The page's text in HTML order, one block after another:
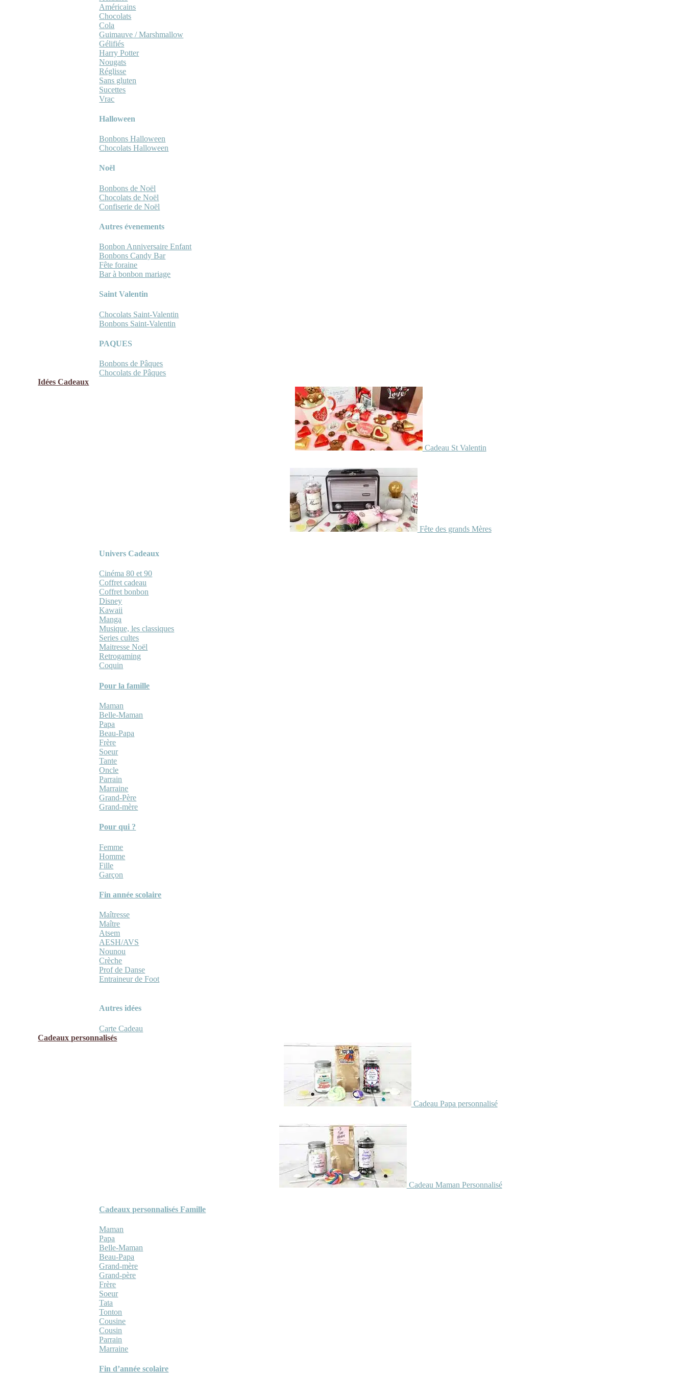
Américains
Chocolats
Cola
Guimauve / Marshmallow
Gélifiés
Harry Potter
Nougats
Réglisse
Sans gluten
Sucettes
Vrac
Halloween
Bonbons Halloween
Chocolats Halloween
Noël
Bonbons de Noël
Chocolats de Noël
Confiserie de Noël
Autres évenements
Bonbon Anniversaire Enfant
Bonbons Candy Bar
Fête foraine
Bar à bonbon mariage
Saint Valentin
Chocolats Saint-Valentin
Bonbons Saint-Valentin
PAQUES
Bonbons de Pâques
Chocolats de Pâques
Idées Cadeaux
Cadeau St Valentin
Fête des grands Mères
Univers Cadeaux
Cinéma 80 et 90
Coffret cadeau
Coffret bonbon
Disney
Kawaii
Manga
Musique, les classiques
Series cultes
Maitresse Noël
Retrogaming
Coquin
Pour la famille
Maman
Belle-Maman
Papa
Beau-Papa
Frère
Soeur
Tante
Oncle
Parrain
Marraine
Grand-Père
Grand-mère
Pour qui ?
Femme
Homme
Fille
Garçon
Fin année scolaire
Maîtresse
Maître
Atsem
AESH/AVS
Nounou
Crèche
Prof de Danse
Entraineur de Foot
Autres idées
Carte Cadeau
Cadeaux personnalisés
Cadeau Papa personnalisé
Cadeau Maman Personnalisé
Cadeaux personnalisés Famille
Maman
Papa
Belle-Maman
Beau-Papa
Grand-mère
Grand-père
Frère
Soeur
Tata
Tonton
Cousine
Cousin
Parrain
Marraine
Fin d’année scolaire